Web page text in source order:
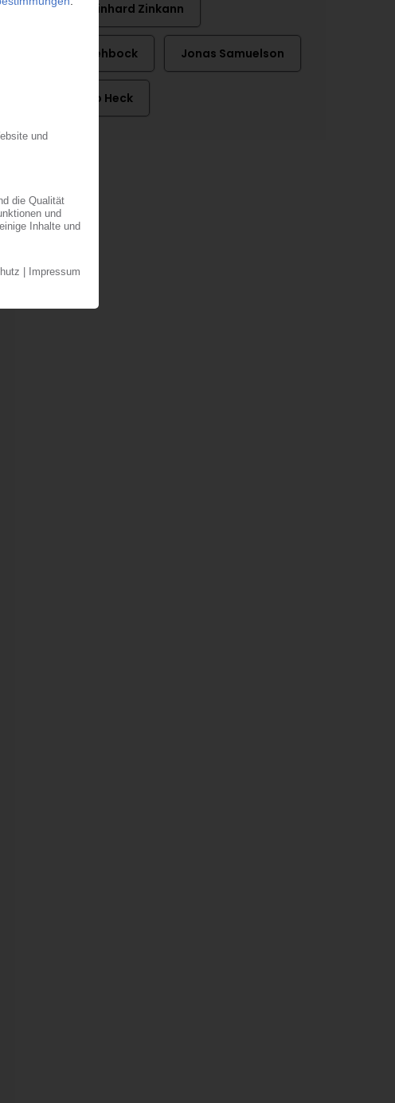
Dr. Reinhard Zinkann
Eric Rehbock Jonas Samuelson
Marco Heck